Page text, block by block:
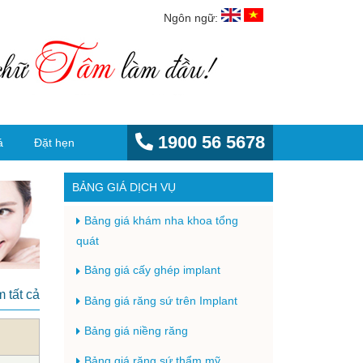
Ngôn ngữ:
Đặt hẹn 1900 56 5678
tất cả
BẢNG GIÁ DỊCH VỤ
Bảng giá khám nha khoa tổng
quát
Bảng giá cấy ghép implant
Bảng giá răng sứ trên Implant
Bảng giá niềng răng